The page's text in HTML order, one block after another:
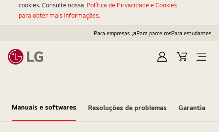
Para empresas Para parceirosPara estudantes
EntrarCarrinhoOpen
Manuais e softwares Resoluções de problemas Garantia
cookies. Consulte nossa Política de Privacidade e Cookies
para obter mais informações.